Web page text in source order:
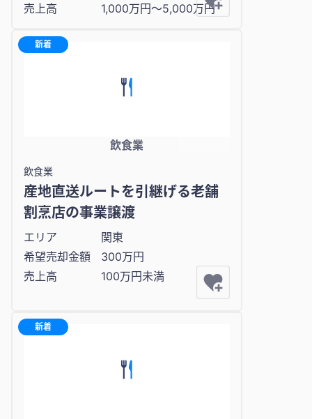
売上高
1,000万円〜5,000万円
新着
飲食業
飲食業
産地直送ルートを引継げる老舗
割烹店の事業譲渡
エリア
関東
希望売却金額
300万円
売上高
100万円未満
新着